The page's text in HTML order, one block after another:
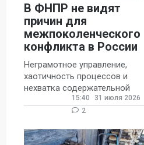
В ФНПР не видят
причин для
межпоколенческого
конфликта в России
Неграмотное управление,
хаотичность процессов и
нехватка содержательной
обратной связи от
руководителя являются
конфликтов и раздражения в
15:40
31 июля 2026
2